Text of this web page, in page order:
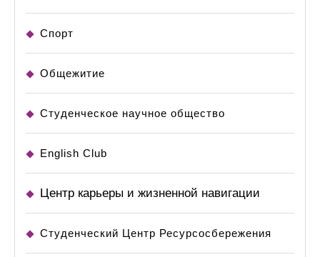
Спорт
Общежитие
Студенческое научное общество
English Club
Центр карьеры и жизненной навигации
Студенческий Центр Ресурсосбережения